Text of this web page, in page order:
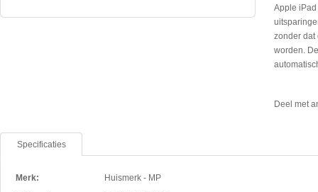
Apple
zonder dat
worden.
Deel met
Specificaties
Merk:
Huismerk - MP